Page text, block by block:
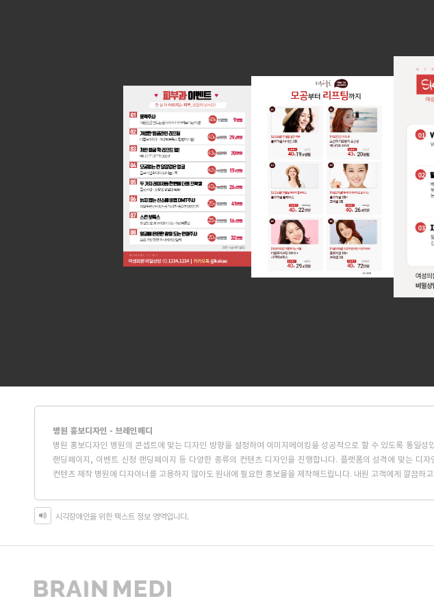
병원 홍보디자인 - 브레인메디
병원 홍보디자인 병원의 콘셉트에 맞는 디자인 방향을 설정하여 이미지메이킹을 성공적으로 할 수 있도록 통일
랜딩페이지, 이벤트 신청 랜딩페이지 등 다양한 종류의 컨텐츠 디자인을 진행합니다. 플랫폼의 성격에 맞는 디
컨텐츠 제작 병원에 디자이너를 고용하지 않아도 원내에 필요한 홍보물을 제작해드립니다. 내원 고객에게 깔끔하
시각장애인을 위한 텍스트 정보 영역입니다.